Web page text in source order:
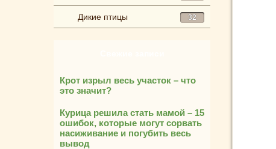
Дикие птицы 32
Крот изрыл весь участок – что
это значит?
Курица решила стать мамой – 15
ошибок, которые могут сорвать
насиживание и погубить весь
вывод